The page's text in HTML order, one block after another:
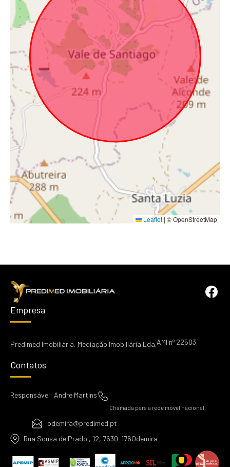
Leaflet | © OpenStreetMap
Empresa
Predimed Imobiliária, Mediação Imobiliária Lda.AMI nº 22503
Contatos
Responsável: Andre Martins
Chamada para a rede móvel nacional
odemira@predimed.pt
Rua Sousa de Prado , 12, 7630-176Odemira